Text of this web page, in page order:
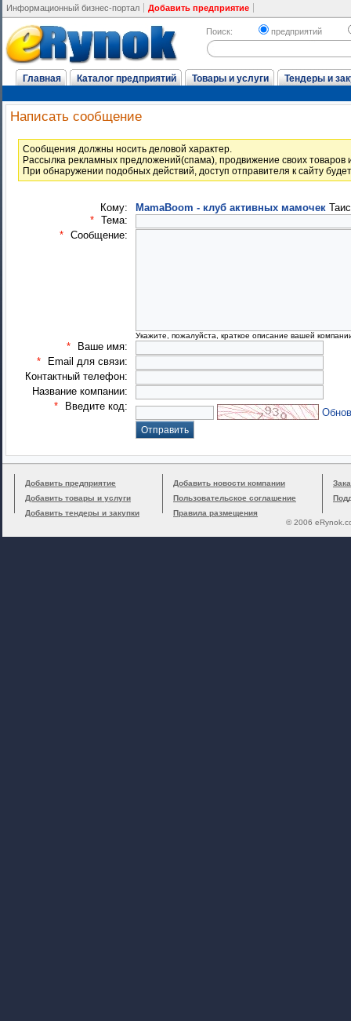
Информационный бизнес-портал Добавить предприятие
Поиск: предприятий
Главная Каталог предприятий Товары и услуги Тендеры и
Написать сообщение
Cообщения должны носить деловой характер.
Рассылка рекламных предложений(спама), продвижение своих товаров
При обнаружении подобных действий, доступ отправителя к сайту
Кому: MamaBoom - клуб активных мамочек
* Тема:
* Сообщение:
Укажите, пожалуйста, краткое описание вашей
*
Ваше имя:
*
Email для связи:
Контактный телефон:
Название компании:
*
Введите код:
Добавить предприятие
Добавить товары и услуги
Добавить тендеры и закупки
Добавить новости компании
Пользовательское соглашение
Правила размещения
© 2006